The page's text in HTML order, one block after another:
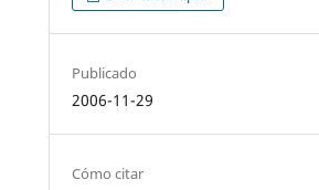
Publicado
2006-11-29
Cómo citar